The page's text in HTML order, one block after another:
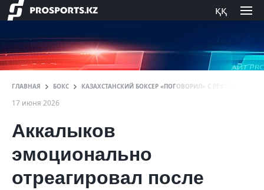
ққ
ГЛАВНАЯ БОКС КАЗАХСТАНСКИЙ БОКСЕР «ПОГОВОРИЛ» С РЕФЕРИ ПОСЛЕ
17 июня 2026
Аккалыков
эмоционально
отреагировал после